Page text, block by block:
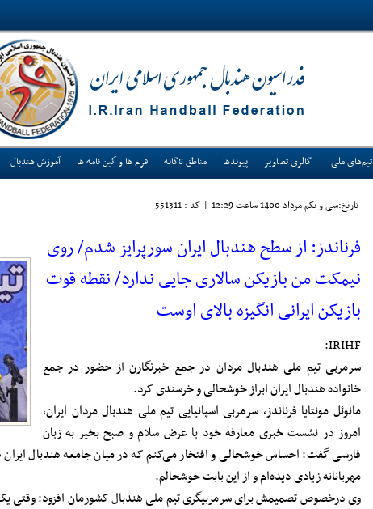
تیم‌های ملی گالری تصاویر پیوندها مناطق 8گانه فرم ها و آئین نامه ها آموزش هندبال
تاريخ:سی و يکم مرداد 1400 ساعت 12:29 | کد : 551311
فرناندز: از سطح هندبال ایران سورپرایز شدم/ روی
نیمکت من بازیکن سالاری جایی ندارد/ نقطه قوت
بازیکن ایرانی انگیزه بالای اوست
IRIHF:
سرمربی تیم ملی هندبال مردان در جمع خبرنگارن از حضور در جمع
خانواده هندبال ایران ابراز خوشحالی و خرسندی کرد.
مانوئل مونتایا فرناندز، سرمربی اسپانیایی تیم ملی هندبال مردان ایران،
امروز در نشست خبری معارفه خود با عرض سلام و صبح بخیر به زبان
فارسی گفت: احساس خوشحالی و افتخار می‌کنم که در میان جامعه هندبال ایران
مهربانانه زیادی دیده‌ام و از این بابت خوشحالم.